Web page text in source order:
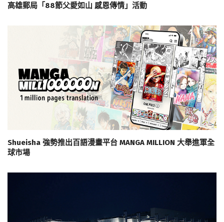
高雄郵局「88節父愛如山 感恩傳情」活動
Shueisha 強勢推出百語漫畫平台 MANGA MILLION 大舉進軍全
球市場